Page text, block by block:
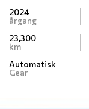
2024
årgang
23,300
km
Automatisk
Gear